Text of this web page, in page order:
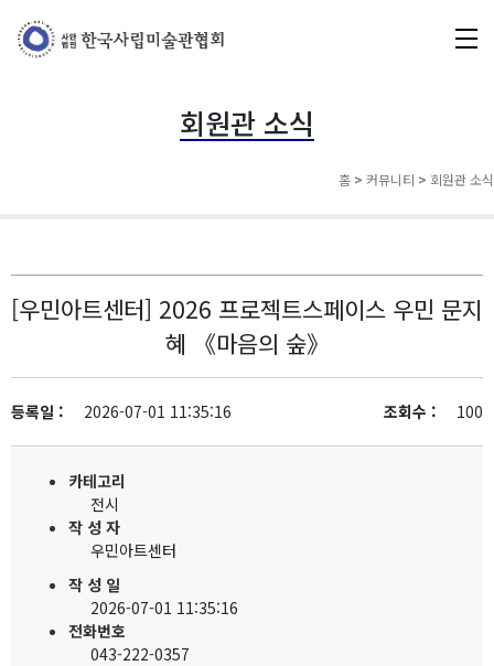
회원관 소식
홈 > 커뮤니티 > 회원관 소식
[우민아트센터] 2026 프로젝트스페이스 우민 문지
혜 《마음의 숲》
등록일 : 2026-07-01 11:35:16 조회수 : 100
카테고리
전시
작 성 자
우민아트센터
작 성 일
2026-07-01 11:35:16
전화번호
043-222-0357